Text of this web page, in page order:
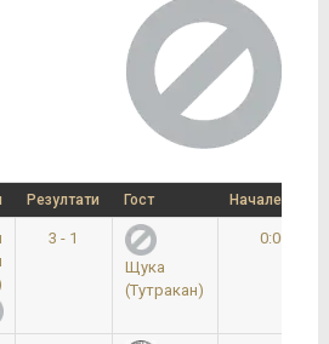
Резултати Гост Начален час
3 - 1
Щука
(Тутракан)
0:00